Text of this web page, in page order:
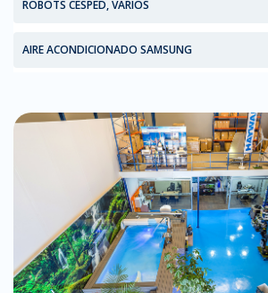
ROBOTS CESPED, VARIOS
AIRE ACONDICIONADO SAMSUNG